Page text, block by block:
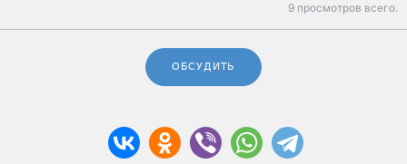
9 просмотров всего.
ОБСУДИТЬ